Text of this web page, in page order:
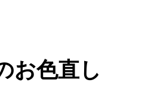
お色直し